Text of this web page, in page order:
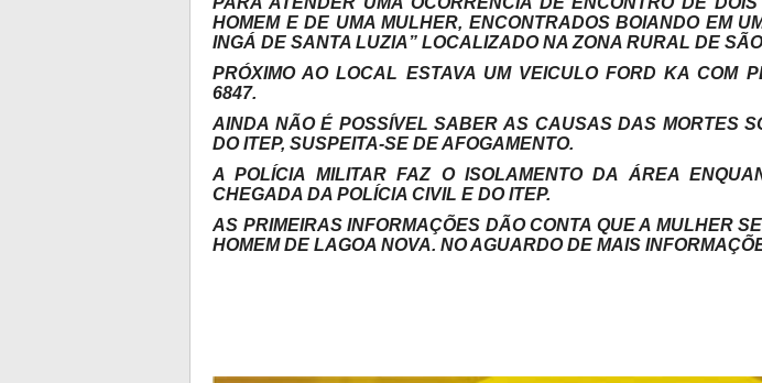
HOMEM E DE UMA MULHER, ENCONTRADOS BOIANDO EM
INGÁ DE SANTA LUZIA” LOCALIZADO NA ZONA RURAL DE
PRÓXIMO AO LOCAL ESTAVA UM VEICULO FORD KA COM
6847.
AINDA NÃO É POSSÍVEL SABER AS CAUSAS DAS MORTES
DO ITEP, SUSPEITA-SE DE AFOGAMENTO.
A POLÍCIA MILITAR FAZ O ISOLAMENTO DA ÁREA
CHEGADA DA POLÍCIA CIVIL E DO ITEP.
AS PRIMEIRAS INFORMAÇÕES DÃO CONTA QUE A MULHER
HOMEM DE LAGOA NOVA. NO AGUARDO DE MAIS